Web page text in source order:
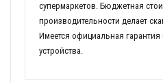
супермаркетов. Бюджетная
производительности делает
Имеется официальная гарантия
устройства.